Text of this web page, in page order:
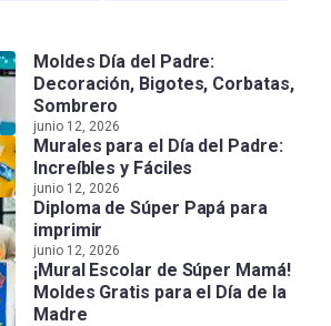
Moldes Día del Padre:
Decoración, Bigotes, Corbatas,
Sombrero
junio 12, 2026
Murales para el Día del Padre:
Increíbles y Fáciles
junio 12, 2026
Diploma de Súper Papá para
imprimir
junio 12, 2026
¡Mural Escolar de Súper Mamá!
Moldes Gratis para el Día de la
Madre